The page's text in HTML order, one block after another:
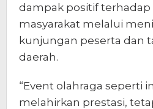
dampak positif
masyarakat melalui
kunjungan peserta dan
daerah.
“Event olahraga seperti
melahirkan prestasi,